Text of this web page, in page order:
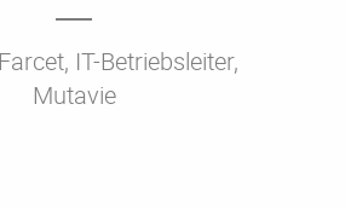
IT-Betriebsleiter,
Mutavie